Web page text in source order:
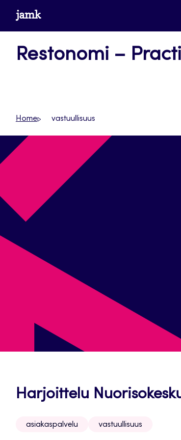
Siirrywww.jamk.fi
Restonomi –
Home vastuullisuus
Harjoittelu
asiakaspalvelu vastuullisuus